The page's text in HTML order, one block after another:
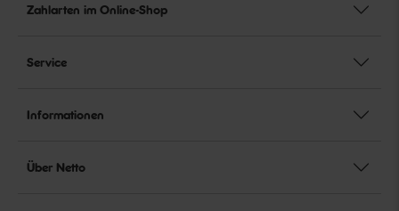
Zahlarten im Online-Shop
Service
Informationen
Über Netto